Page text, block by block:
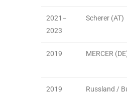
2021–
2023
Scherer (AT)
2019 MERCER
2019 Russland /